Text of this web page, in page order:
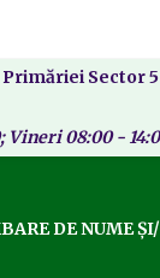
Sector 5
Vineri 08:00 -
DE NUME